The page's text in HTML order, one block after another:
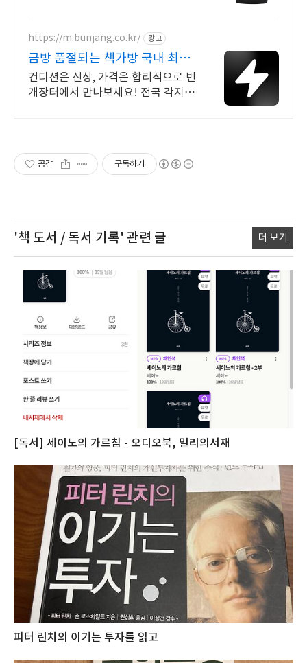
https://m.bunjang.co.kr/ 광고
금방 품절되는 책가방 국내 최대
브랜드 중고거래
컨디션은 신상, 가격은 합리적으로 번
개장터에서 만나보세요! 전국 각지에
공감 구독하기
'책 도서 / 독서 기록' 관련 글 더 보기
[독서] 세이노의 가르침 - 오디오북, 밀리의서재
피터 린치의 이기는 투자를 읽고